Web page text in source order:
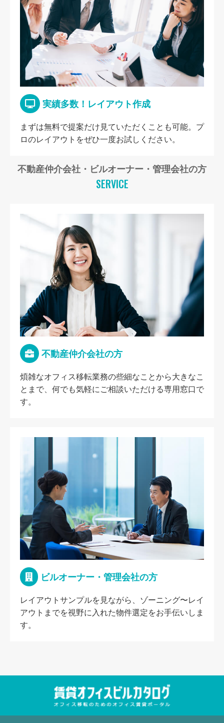
実績多数！レイアウト作成
まずは無料で提案だけ見ていただくことも可能。プ
ロのレイアウトをぜひ一度お試しください。
不動産仲介会社・ビルオーナー・管理会社の方
SERVICE
不動産仲介会社の方
煩雑なオフィス移転業務の些細なことから大きなこ
とまで、何でも気軽にご相談いただける専用窓口で
す。
ビルオーナー・管理会社の方
レイアウトサンプルを見ながら、ゾーニング〜レイ
アウトまでを視野に入れた物件選定をお手伝いしま
す。